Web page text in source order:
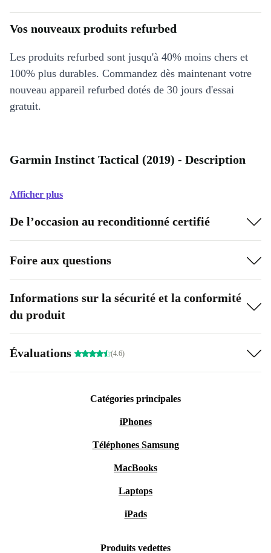
Vos nouveaux produits refurbed
Les produits refurbed sont jusqu'à 40% moins chers et
100% plus durables. Commandez dès maintenant votre
nouveau appareil refurbed dotés de 30 jours d'essai
gratuit.
Garmin Instinct Tactical (2019) - Description
Afficher plus
De l’occasion au reconditionné certifié
Foire aux questions
Informations sur la sécurité et la conformité
du produit
Évaluations (4.6)
Catégories principales
iPhones
Téléphones Samsung
MacBooks
Laptops
iPads
Produits vedettes